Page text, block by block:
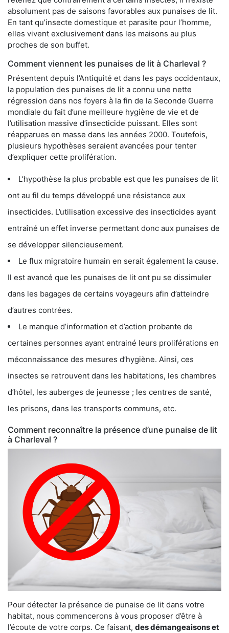
absolument pas de saisons favorables aux punaises de lit.
En tant qu’insecte domestique et parasite pour l’homme,
elles vivent exclusivement dans les maisons au plus
proches de son buffet.
Comment viennent les punaises de lit à Charleval ?
Présentent depuis l’Antiquité et dans les pays occidentaux,
la population des punaises de lit a connu une nette
régression dans nos foyers à la fin de la Seconde Guerre
mondiale du fait d’une meilleure hygiène de vie et de
l’utilisation massive d’insecticide puissant. Elles sont
réapparues en masse dans les années 2000. Toutefois,
plusieurs hypothèses seraient avancées pour tenter
d’expliquer cette prolifération.
L’hypothèse la plus probable est que les punaises de lit
ont au fil du temps développé une résistance aux
insecticides. L’utilisation excessive des insecticides ayant
entraîné un effet inverse permettant donc aux punaises de
se développer silencieusement.
Le flux migratoire humain en serait également la cause.
Il est avancé que les punaises de lit ont pu se dissimuler
dans les bagages de certains voyageurs afin d’atteindre
d’autres contrées.
Le manque d’information et d’action probante de
certaines personnes ayant entrainé leurs proliférations en
méconnaissance des mesures d’hygiène. Ainsi, ces
insectes se retrouvent dans les habitations, les chambres
d’hôtel, les auberges de jeunesse ; les centres de santé,
les prisons, dans les transports communs, etc.
Comment reconnaître la présence d’une punaise de lit
à Charleval ?
Pour détecter la présence de punaise de lit dans votre
habitat, nous commencerons à vous proposer d’être à
l’écoute de votre corps. Ce faisant, des démangeaisons et